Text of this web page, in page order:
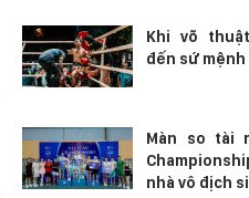
Khi võ
đến sứ
Màn so tài
nhà vô địch